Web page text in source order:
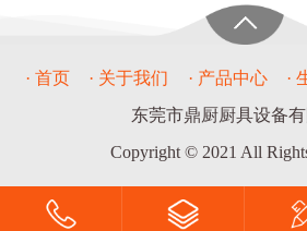
· 首页 · 关于我们 · 产品中心 ·
东莞市鼎厨厨具设备有
Copyright © 2021 All